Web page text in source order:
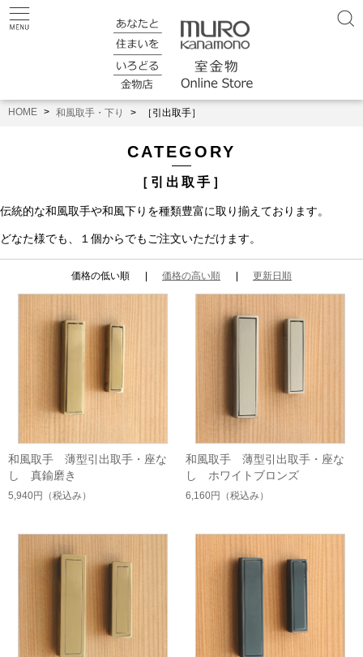
HOME 和風取手・下り ［引出取手］
CATEGORY
［引出取手］
伝統的な和風取手や和風下りを種類豊富に取り揃えております。
どなた様でも、１個からでもご注文いただけます。
価格の低い順 価格の高い順 更新日順
和風取手 薄型引出取手・座な
し 真鍮磨き
5,940円 （税込み）
和風取手 薄型引出取手・座な
し ホワイトブロンズ
6,160円 （税込み）